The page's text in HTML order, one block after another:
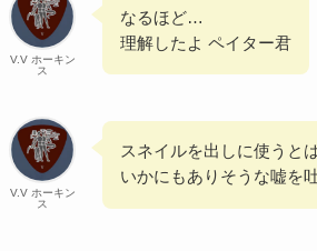
V.V ホーキン
ス
なるほど…
理解したよ ペイター君
V.V ホーキン
ス
スネイルを出しに使うと
いかにもありそうな嘘を